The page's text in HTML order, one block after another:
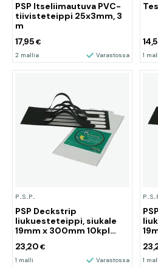
PSP Itseliimautuva PVC-
tiivisteteippi 25x3mm, 3
m
17,95 €
2 mallia Varastossa 1
P.S.P.
PSP Deckstrip
liukuesteteippi, siukale
19mm x 300mm 10kpl
23,20 €
1 malli Varastossa 1